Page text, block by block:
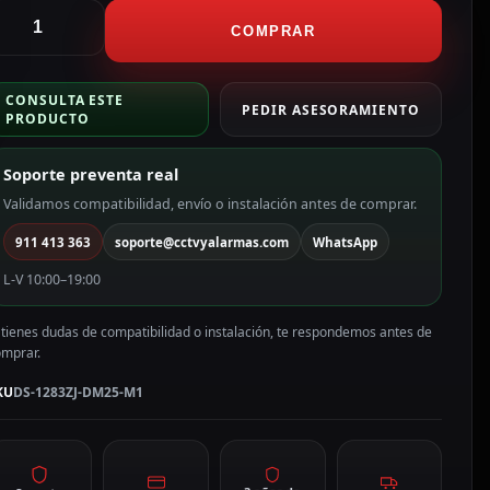
COMPRAR
CONSULTA ESTE
PRODUCTO
PEDIR ASESORAMIENTO
Soporte preventa real
Validamos compatibilidad, envío o instalación antes de comprar.
911 413 363 soporte@cctvyalarmas.com WhatsApp
L-V 10:00–19:00
dudas de compatibilidad o instalación, te respondemos antes de
DS-1283ZJ-DM25-M1